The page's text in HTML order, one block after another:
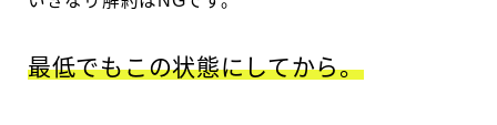
最低でもこの状態にしてから。